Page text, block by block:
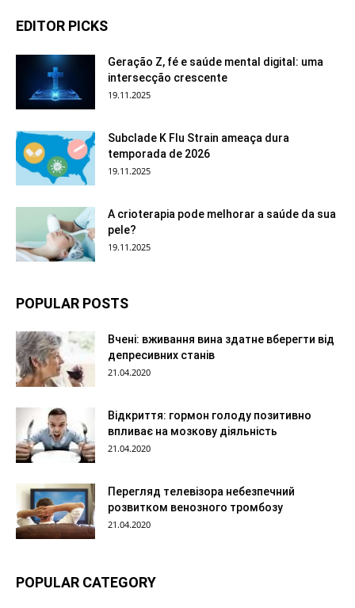
EDITOR PICKS
Geração Z, fé e saúde mental digital: uma
intersecção crescente
19.11.2025
Subclade K Flu Strain ameaça dura
temporada de 2026
19.11.2025
A crioterapia pode melhorar a saúde da sua
pele?
19.11.2025
POPULAR POSTS
Вчені: вживання вина здатне вберегти від
депресивних станів
21.04.2020
Відкриття: гормон голоду позитивно
впливає на мозкову діяльність
21.04.2020
Перегляд телевізора небезпечний
розвитком венозного тромбозу
21.04.2020
POPULAR CATEGORY